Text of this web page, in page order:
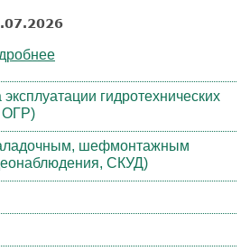
гидротехнических
ОГР)
шефмонтажным
СКУД)